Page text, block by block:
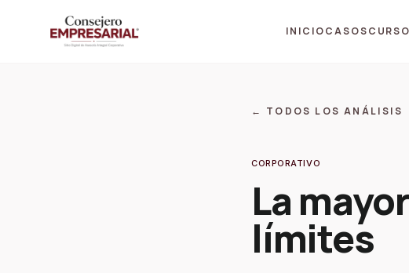
INICIOCASOS
← TODOS LOS ANÁLISIS
CORPORATIVO
La
límites